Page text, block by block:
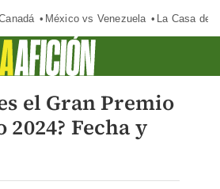
México vs Venezuela La Casa de
el Gran Premio
2024? Fecha y